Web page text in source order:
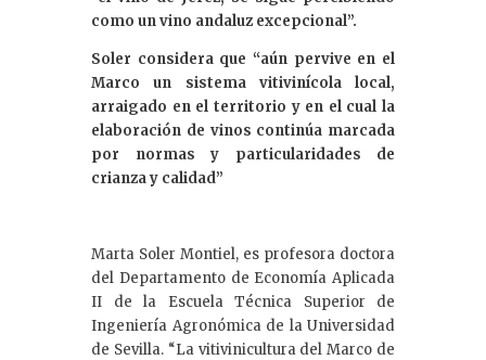
como un vino andaluz excepcional”.
Soler considera que “aún pervive en el
Marco un sistema vitivinícola local,
arraigado en el territorio y en el cual la
elaboración de vinos continúa marcada
por normas y particularidades de
crianza y calidad”
Marta Soler Montiel, es profesora doctora
del Departamento de Economía Aplicada
II de la Escuela Técnica Superior de
Ingeniería Agronómica de la Universidad
de Sevilla. “La vitivinicultura del Marco de